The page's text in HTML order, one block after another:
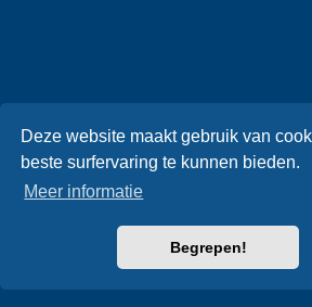
Deze website maakt gebruik van
beste surfervaring te kunnen bieden.
Meer informatie
Begrepen!